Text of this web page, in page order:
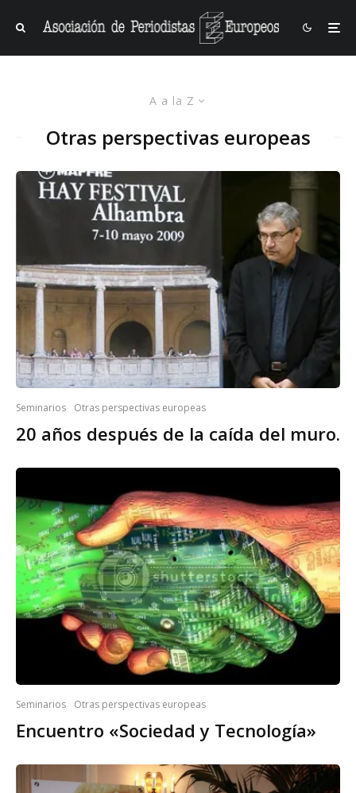
A a la Z
Otras perspectivas europeas
Seminarios Otras perspectivas europeas
20 años después de la caída del muro.
Seminarios Otras perspectivas europeas
Encuentro «Sociedad y Tecnología»